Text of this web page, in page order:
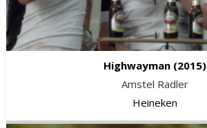
Highwayman (2015)
Amstel Radler
Heineken